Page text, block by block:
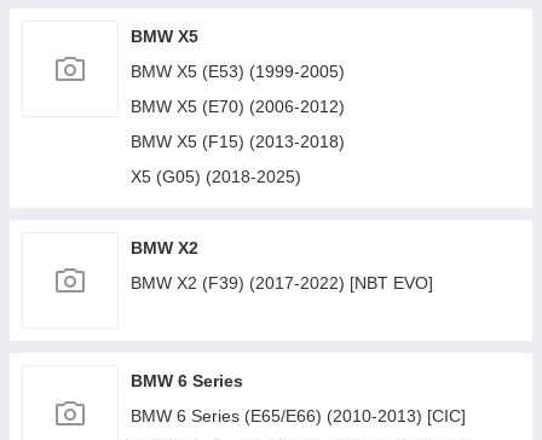
BMW X5
BMW X5 (E53) (1999-2005)
BMW X5 (E70) (2006-2012)
BMW X5 (F15) (2013-2018)
X5 (G05) (2018-2025)
BMW X2
BMW X2 (F39) (2017-2022) [NBT EVO]
BMW 6 Series
BMW 6 Series (E65/E66) (2010-2013) [CIC]